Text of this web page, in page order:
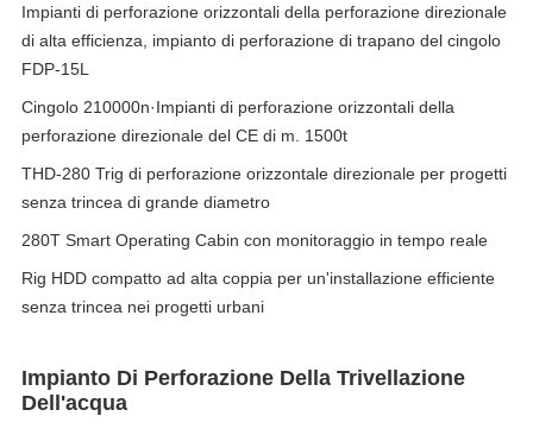
Impianti di perforazione orizzontali della perforazione direzionale
di alta efficienza, impianto di perforazione di trapano del cingolo
FDP-15L
Cingolo 210000n·Impianti di perforazione orizzontali della
perforazione direzionale del CE di m. 1500t
THD-280 Trig di perforazione orizzontale direzionale per progetti
senza trincea di grande diametro
280T Smart Operating Cabin con monitoraggio in tempo reale
Rig HDD compatto ad alta coppia per un'installazione efficiente
senza trincea nei progetti urbani
Impianto Di Perforazione Della Trivellazione
Dell'acqua